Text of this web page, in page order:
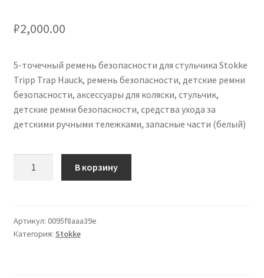
₽2,000.00
5-точечный ремень безопасности для стульчика Stokke
Tripp Trap Hauck, ремень безопасности, детские ремни
безопасности, аксессуары для коляски, стульчик,
детские ремни безопасности, средства ухода за
детскими ручными тележками, запасные части (белый)
Belt
for
В корзину
Артикул: 0095f8aaa39e
Категория: Stokke